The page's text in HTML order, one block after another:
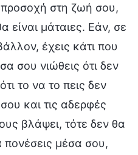
προσοχή στη ζωή σου,
είναι μάταιες. Εάν, σε
έχεις κάτι που
σου νιώθεις ότι δεν
το να το πεις δεν
και τις αδερφές
βλάψει, τότε δεν θα
πονέσεις μέσα σου,